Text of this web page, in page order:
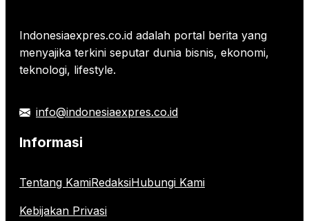
Indonesiaexpres.co.id adalah portal berita yang
menyajika terkini seputar dunia bisnis, ekonomi,
teknologi, lifestyle.
info@indonesiaexpres.co.id
Informasi
Tentang KamiRedaksiHubungi Kami
Kebijakan Privasi